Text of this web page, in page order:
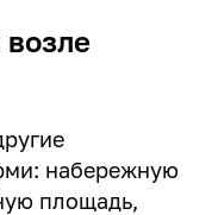
набережную
площадь,